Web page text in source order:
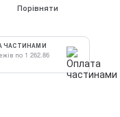
Порівняти
ЧАСТИНАМИ
по 1 262.86